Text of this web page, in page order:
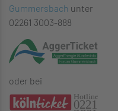
Gummersbach unter
02261 3003-888
oder bei